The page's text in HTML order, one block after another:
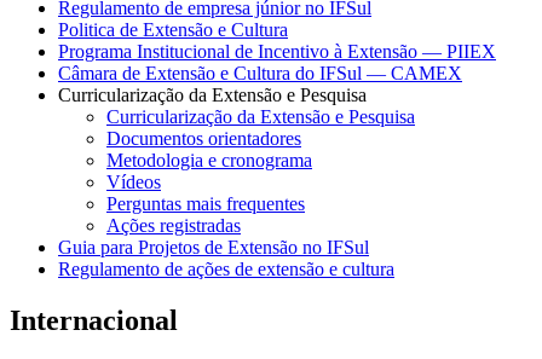
Regulamento de empresa júnior no IFSul
Politica de Extensão e Cultura
Programa Institucional de Incentivo à Extensão — PIIEX
Câmara de Extensão e Cultura do IFSul — CAMEX
Curricularização da Extensão e Pesquisa
Curricularização da Extensão e Pesquisa
Documentos orientadores
Metodologia e cronograma
Vídeos
Perguntas mais frequentes
Ações registradas
Guia para Projetos de Extensão no IFSul
Regulamento de ações de extensão e cultura
Internacional